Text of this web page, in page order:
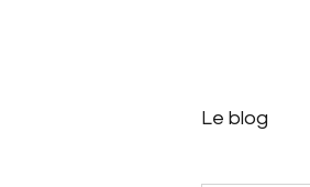
Le blog